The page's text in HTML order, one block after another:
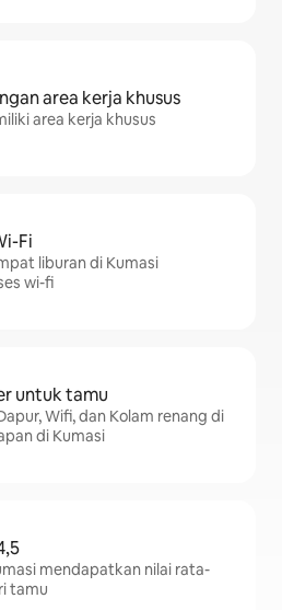
area kerja khusus
area kerja khusus
Fi
liburan di Kumasi
wi-fi
untuk tamu
Wifi, dan Kolam renang di
di Kumasi
mendapatkan nilai rata-
tamu